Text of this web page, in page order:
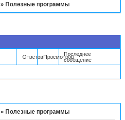
»Полезные программы
ОтветовПросмотровПоследнее
сообщение
»Полезные программы